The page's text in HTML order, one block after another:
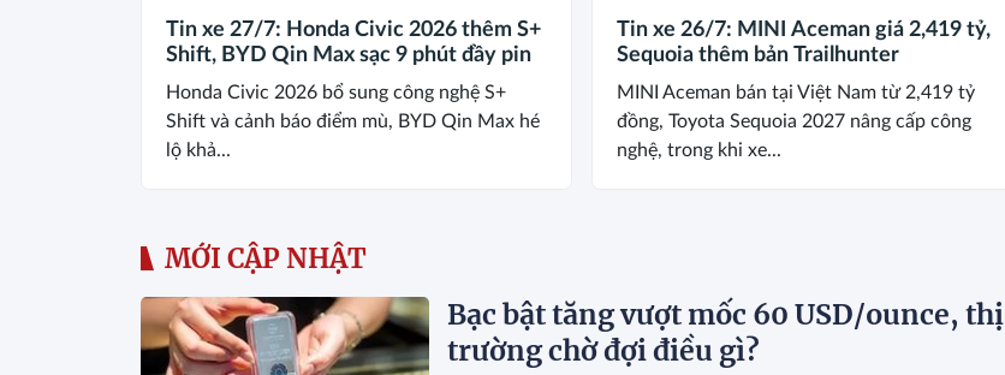
Tin xe 27/7: Honda Civic 2026 thêm S+
Shift, BYD Qin Max sạc 9 phút đầy pin
Honda Civic 2026 bổ sung công nghệ S+
Shift và cảnh báo điểm mù, BYD Qin Max hé
lộ khả...
Tin xe 26/7: MINI Aceman giá 2,419 tỷ,
Sequoia thêm bản Trailhunter
MINI Aceman bán tại Việt Nam từ 2,419 tỷ
đồng, Toyota Sequoia 2027 nâng cấp công
nghệ, trong khi xe...
MỚI CẬP NHẬT
Bạc bật tăng vượt mốc 60 USD/ounce, thị
trường chờ đợi điều gì?